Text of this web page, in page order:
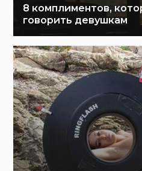
8 комплиментов,
говорить девушкам